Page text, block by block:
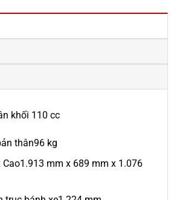
khối 110 cc
thân96 kg
Cao1.913 mm x 689 mm x 1.076